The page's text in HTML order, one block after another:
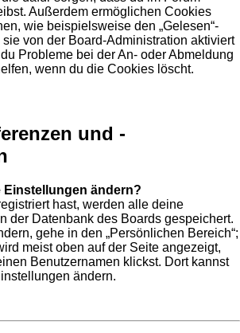
Außerdem ermöglichen Cookies
wie beispielsweise den „Gelesen“-
sie von der Board-Administration aktiviert
Probleme bei der An- oder Abmeldung
wenn du die Cookies löscht.
und -
Einstellungen ändern?
hast, werden alle deine
der Datenbank des Boards gespeichert.
gehe in den „Persönlichen Bereich“;
meist oben auf der Seite angezeigt,
Benutzernamen klickst. Dort kannst
ändern.